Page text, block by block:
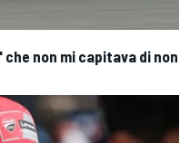
che non mi capitava di non